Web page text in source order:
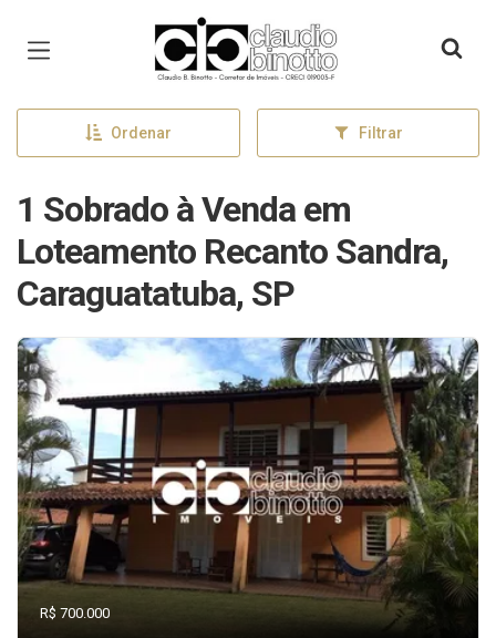
Página inicial
Ordenar Filtrar
1 Sobrado à Venda em
Loteamento Recanto Sandra,
Caraguatatuba, SP
R$ 700.000